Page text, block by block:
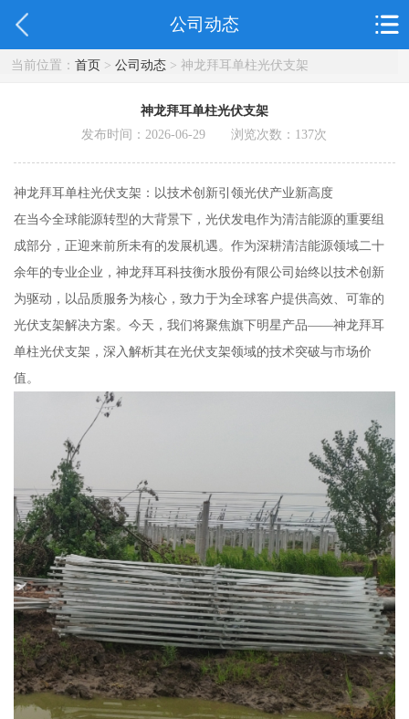
公司动态
当前位置： 首页> 公司动态> 神龙拜耳单柱光伏支架
神龙拜耳单柱光伏支架
发布时间：2026-06-29 浏览次数： 137次
神龙拜耳单柱光伏支架：以技术创新引领光伏产业新高度
在当今全球能源转型的大背景下，光伏发电作为清洁能源的重要组
成部分，正迎来前所未有的发展机遇。作为深耕清洁能源领域二十
余年的专业企业，神龙拜耳科技衡水股份有限公司始终以技术创新
为驱动，以品质服务为核心，致力于为全球客户提供高效、可靠的
光伏支架解决方案。今天，我们将聚焦旗下明星产品——神龙拜耳
单柱光伏支架，深入解析其在光伏支架领域的技术突破与市场价
值。